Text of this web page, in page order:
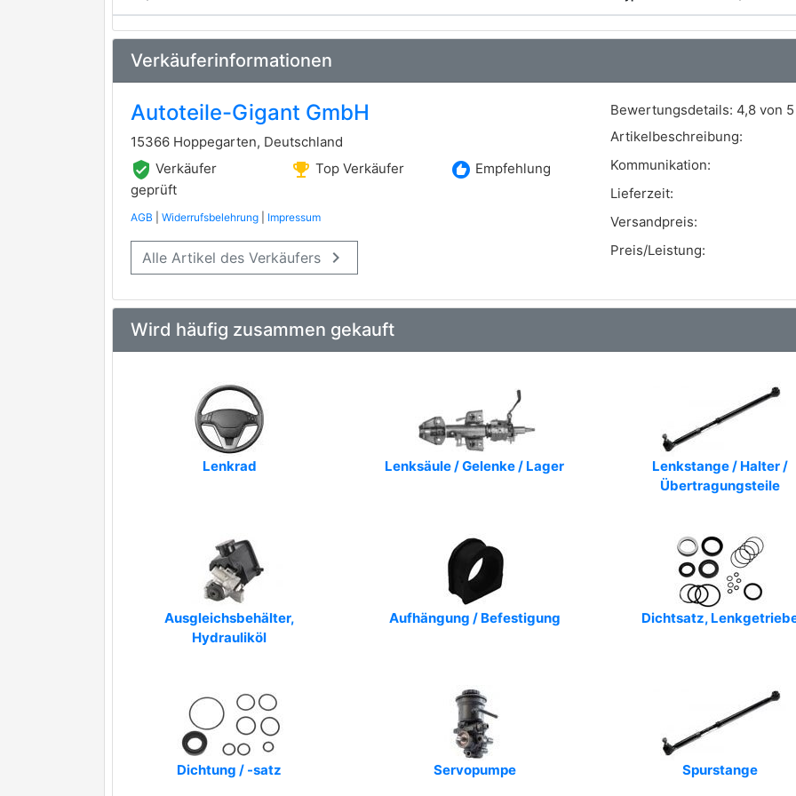
Verkäuferinformationen
Autoteile-Gigant GmbH
15366 Hoppegarten, Deutschland
verified_user Verkäufer
geprüft
emoji_events Top Verkäufer recommend Empfehlung
AGB Widerrufsbelehrung Impressum
Alle Artikel des Verkäufers keyboard_arrow_right
Bewertungsdetails: 4,8 von 5
Artikelbeschreibung:
Kommunikation:
Lieferzeit:
Versandpreis:
Preis/Leistung:
Wird häufig zusammen gekauft
Lenkrad Lenksäule / Gelenke / Lager
Lenkstange / Halter /
Übertragungsteile
Ausgleichsbehälter,
Hydrauliköl
Aufhängung / Befestigung Dichtsatz,
Dichtung / -satz Servopumpe Spurstange